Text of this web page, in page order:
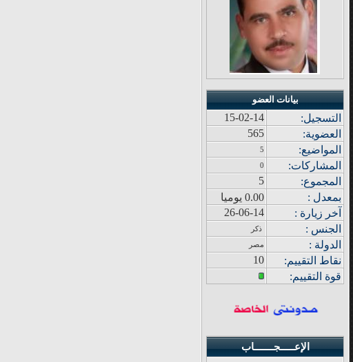
بيانات العضو
التسجيل:
15-02-14
العضوية:
565
المواضيع:
5
المشاركات:
0
المجموع:
5
بمعدل :
0.00 يوميا
خر زيار ة :
26-06-14
الجنس :
ذكر
الدولة : مصر
نقاط التقييم:
10
قوة التقييم:
الإعـــــجـــــــاب